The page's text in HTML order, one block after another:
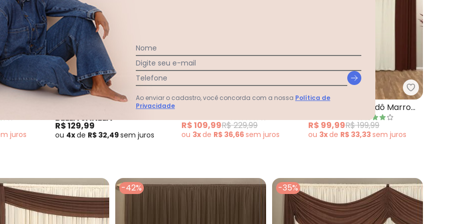
Marrom 270x170 cm
Lar e Lazer - Cortina com Bandô Tabaco 400x230 cm
juros
Bella Janela - Corta Luz Marrom 200x160 cm
Corta Luz Marrom 200x160
cm
BELLA JANELA
R$ 129,99
ou 4xde R$ 32,49sem juros
Lar e Lazer - Cortina com Bandô Floral
Marrom 360x180 cm
LAR E LAZER
R$ 109,99R$ 229,99
ou 3xde R$ 36,66semjuros
Lar e
Cortina com Bandô Marrom
360x180 cm
LAR E LAZER
R$ 99,99R$ 199,99
ou 3xde R$ 33,33semjuros
-42% -35%
Nome
Digite seu e-mail
Telefone
Ao enviar o cadastro, você concorda com a nossa Política de
Privacidade